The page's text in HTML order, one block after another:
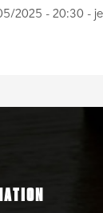
2025 - 20:30 -